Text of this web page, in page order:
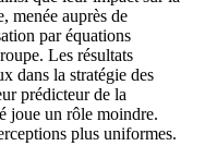
menée auprès de
par équations
Les résultats
dans la stratégie des
prédicteur de la
joue un rôle moindre.
plus uniformes.